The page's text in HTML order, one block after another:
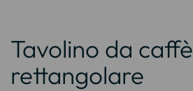
Tavolino da caffè
rettangolare